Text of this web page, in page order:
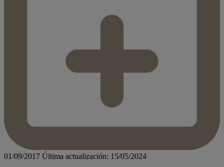
01/09/2017 Última actualización: 15/05/2024